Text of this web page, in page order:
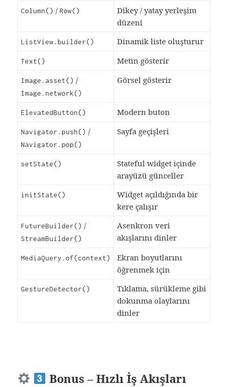
Column() /Row()
Dikey / yatay yerleşim
düzeni
ListView.builder() Dinamik liste oluşturur
Text() Metin gösterir
Image.asset() /
Image.network()
Görsel gösterir
ElevatedButton() Modern buton
Navigator.push() /
Navigator.pop()
Sayfa geçişleri
setState()
Stateful widget içinde
arayüzü günceller
initState()
Widget açıldığında bir
kere çalışır
FutureBuilder() /
StreamBuilder()
Asenkron veri
akışlarını dinler
MediaQuery.of(context)
Ekran boyutlarını
öğrenmek için
GestureDetector()
Tıklama, sürükleme gibi
dokunma olaylarını
dinler
Bonus – Hızlı İş Akışları